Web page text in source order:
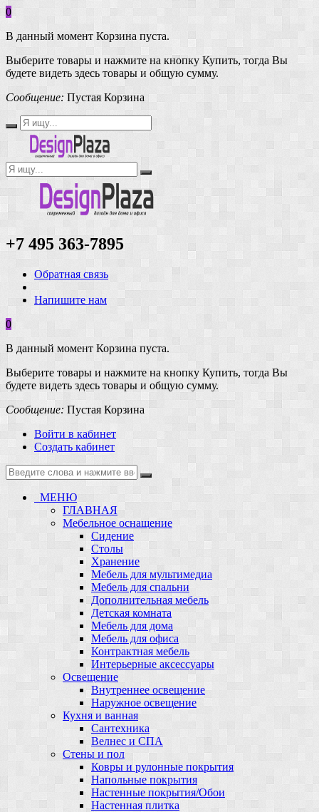
0
В данный момент Корзина пуста.
Выберите товары и нажмите на кнопку Купить, тогда Вы
будете видеть здесь товары и общую сумму.
Сообщение: Пустая Корзина
+7 495 363-7895
Обратная связь
Напишите нам
0
В данный момент Корзина пуста.
Выберите товары и нажмите на кнопку Купить, тогда Вы
будете видеть здесь товары и общую сумму.
Сообщение: Пустая Корзина
Войти в кабинет
Создать кабинет
МЕНЮ
ГЛАВНАЯ
Мебельное оснащение
Сидение
Столы
Хранение
Мебель для мультимедиа
Мебель для спальни
Дополнительная мебель
Детская комната
Мебель для дома
Мебель для офиса
Контрактная мебель
Интерьерные аксессуары
Освещение
Внутреннее освещение
Наружное освещение
Кухня и ванная
Сантехника
Велнес и СПА
Стены и пол
Ковры и рулонные покрытия
Напольные покрытия
Настенные покрытия/Обои
Настенная плитка